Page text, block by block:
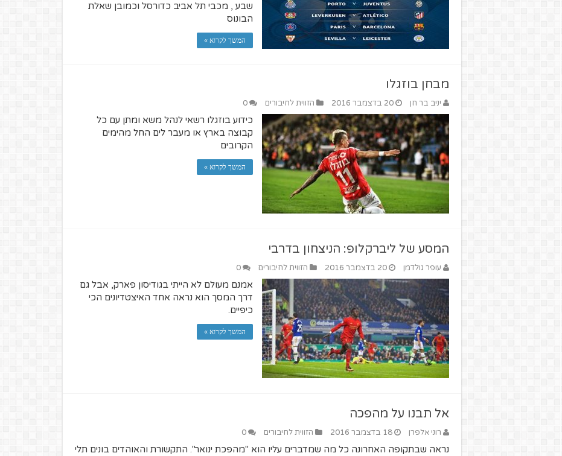
שבע , מכבי תל אביב כדורסל וכמובן שאלת
הבונוס
המשך לקרוא »
מבחן בוזגלו
יניב בר חן 20 בדצמבר 2016 הזווית לחיבורים 0
כידוע בוזגלו רשאי לנהל משא ומתן עם כל
קבוצה בארץ או מעבר לים החל מהימים
הקרובים
המשך לקרוא »
המסע של ליברקלופ: הניצחון בדרבי
עופר גולדמן 20 בדצמבר 2016 הזווית לחיבורים 0
אמנם מעולם לא הייתי בגודיסון פארק, אבל גם
דרך המסך הוא נראה אחד האיצטדיונים הכי
כיפיים.
המשך לקרוא »
אל תבנו על מהפכה
רוני אלפרן 18 בדצמבר 2016 הזווית לחיבורים 0
נראה שבתקופה האחרונה כל מה שמדברים עליו הוא "מהפכת ינואר". התקשורת והאוהדים בונים תלי